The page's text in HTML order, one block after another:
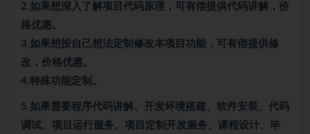
2.如果想深入了解项目代码原理，可有偿提供代码讲解，价
格优惠。
3.如果想按自己想法定制修改本项目功能，可有偿提供修
改，价格优惠。
4.特殊功能定制。
5.如果需要程序代码讲解、开发环境搭建、软件安装、代码
调试、项目运行服务、项目定制开发服务、课程设计、毕